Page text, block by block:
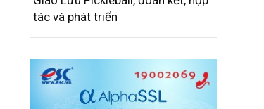
tác và phát triển